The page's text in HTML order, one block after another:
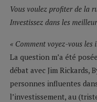
Vous voulez profiter de la
Investissez dans les
« Comment voyez-vous les
La question m’a été
débat avec Jim Rickards,
personnes influentes
l’investissement, au